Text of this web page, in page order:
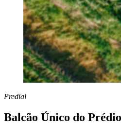
Predial
Balcão Único do